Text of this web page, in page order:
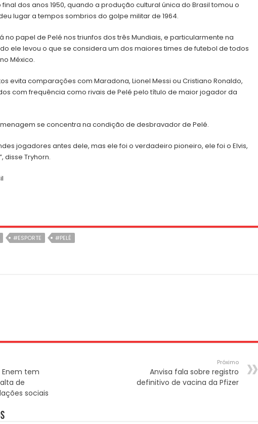
dos anos 1950, quando a produção cultural única do Brasil tomou o
lugar a tempos sombrios do golpe militar de 1964.
no papel de Pelé nos triunfos dos três Mundiais, e particularmente na
ele levou o que se considera um dos maiores times de futebol de todos
México.
evita comparações com Maradona, Lionel Messi ou Cristiano Ronaldo,
com frequência como rivais de Pelé pelo título de maior jogador da
se concentra na condição de desbravador de Pelé.
jogadores antes dele, mas ele foi o verdadeiro pioneiro, ele foi o Elvis,
disse Tryhorn.
#ESPORTE #PELÉ
Enem tem
de
sociais
Próximo
Anvisa fala sobre registro
definitivo de vacina da Pfizer